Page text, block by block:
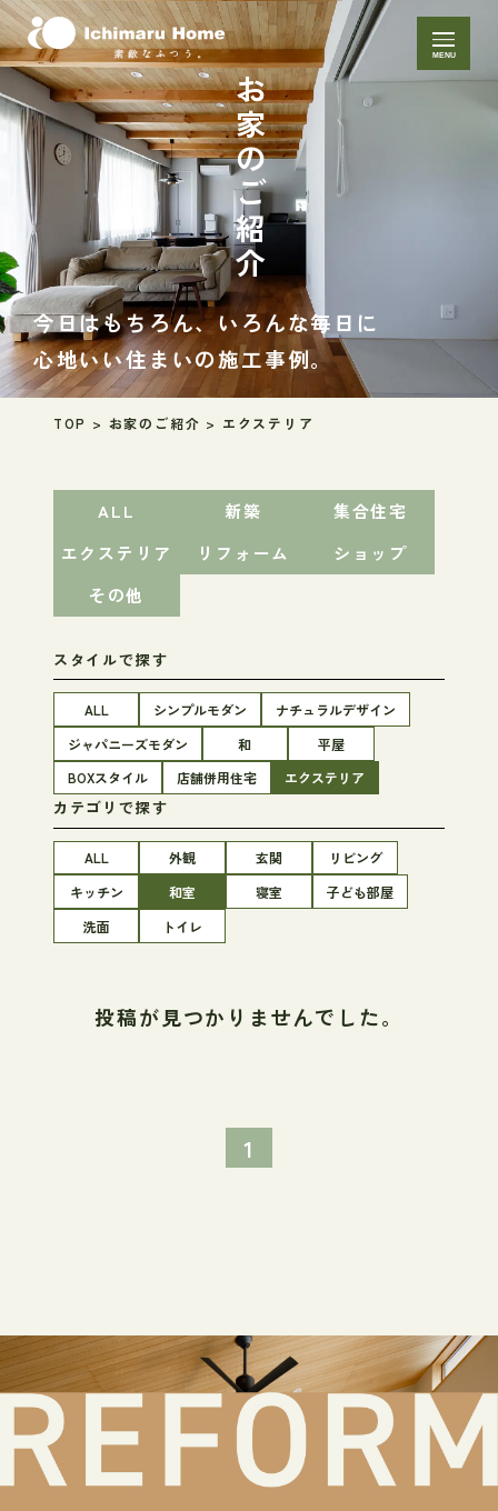
MENU
お家のご紹介
今日はもちろん、いろんな毎日に
心地いい住まいの施工事例。
TOP > お家のご紹介 > エクステリア
ALL 新築
集合住宅
エクステリア
リフォーム
ショップ
その他
スタイルで探す
ALL シンプルモダン
ナチュラルデザイン
ジャパニーズモダン
和
平屋
BOXスタイル
店舗併用住宅 エクステリア
カテゴリで探す
ALL 外観 玄関
リビング
キッチン
和室 寝室
子ども部屋
洗面
トイレ
投稿が見つかりませんでした。
1